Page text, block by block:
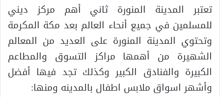
تعتبر المدينة المنورة ثاني أهم مركز ديني
للمسلمين في جميع أنحاء العالم بعد مكة المكرمة
وتحتوي المدينة المنورة على العديد من المعالم
الشهيرة من أهمها مراكز التسوق والمطاعم
الكبيرة والفنادق الكبير وكذلك تجد فيها أفضل
وأشهر اسواق ملابس اطفال بالمدينه ومنها: